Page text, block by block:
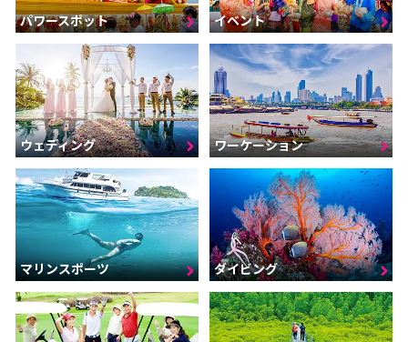
パワースポット イベント
ウェディング ワーケーション
マリンスポーツ ダイビング